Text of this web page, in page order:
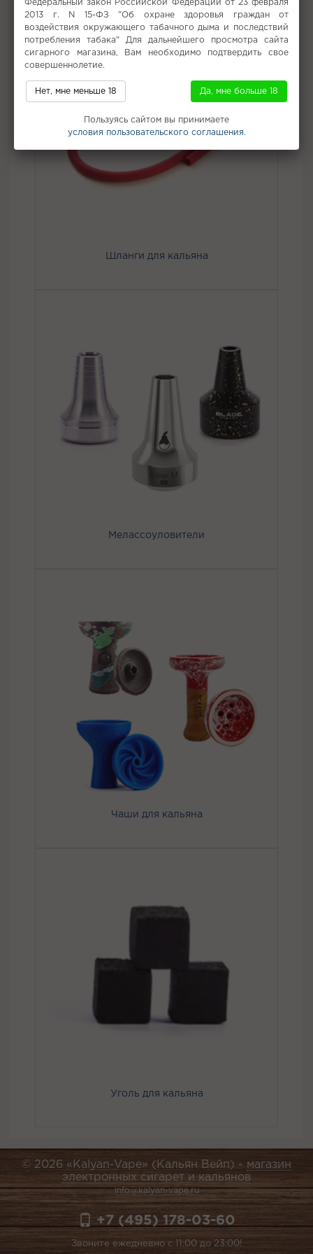
Шланги для кальяна
Мелассоуловители
Чаши для кальяна
Уголь для кальяна
© 2026 «Kalyan-Vape» (Кальян Вейп) - магазин
электронных сигарет и кальянов
info@kalyan-vape.ru
+7 (495) 178-03-60
Звоните ежедневно с 11:00 до 23:00!
Федеральный закон Российской Федерации от 23 февраля
2013 г. N 15-ФЗ "Об охране здоровья граждан от
воздействия окружающего табачного дыма и последствий
потребления табака" Для дальнейшего просмотра сайта
сигарного магазина, Вам необходимо подтвердить свое
совершеннолетие.
Нет, мне меньше 18 Да, мне больше 18
Пользуясь сайтом вы принимаете
условия пользовательского соглашения.